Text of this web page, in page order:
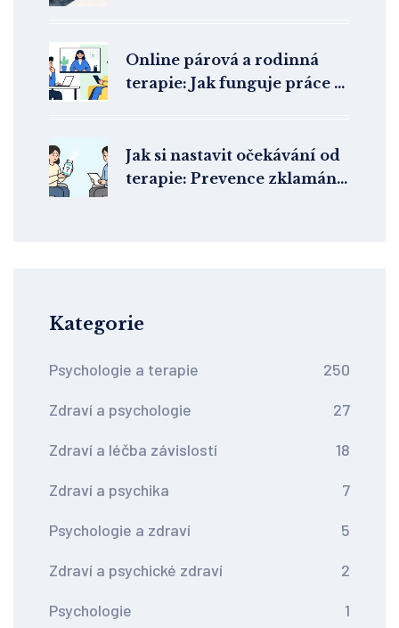
Online párová a rodinná
terapie: Jak funguje práce s
Jak si nastavit očekávání od
terapie: Prevence zklamání
Kategorie
Psychologie a terapie 250
Zdraví a psychologie 27
Zdraví a léčba závislostí 18
Zdraví a psychika 7
Psychologie a zdraví 5
Zdraví a psychické zdraví 2
Psychologie 1